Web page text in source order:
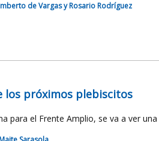
de Vargas y Rosario Rodríguez
los próximos plebiscitos
para el Frente Amplio, se va a ver una